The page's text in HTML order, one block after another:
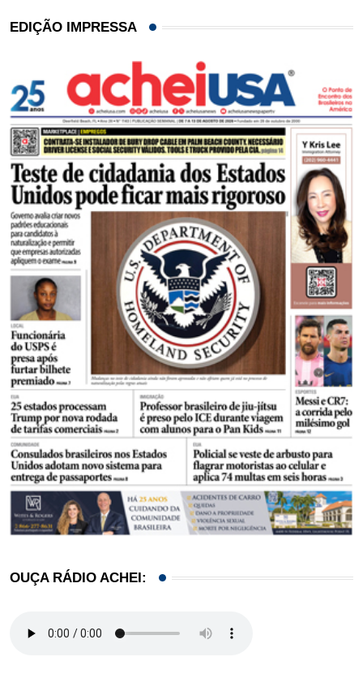
EDIÇÃO IMPRESSA
OUÇA RÁDIO ACHEI: